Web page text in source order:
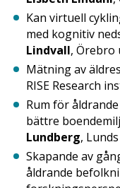
Kan virtuell
med kognitiv
Lindvall, Örebro
Mätning av
RISE Research
Rum för
bättre
Lundberg,
Skapande av
åldrande